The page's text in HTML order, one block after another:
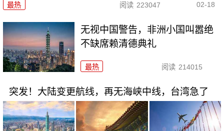
最热 阅读 223047 02-18
无视中国警告，非洲小国叫嚣绝
不缺席赖清德典礼
最热 阅读 214015
突发！大陆变更航线，再无海峡中线，台湾急了